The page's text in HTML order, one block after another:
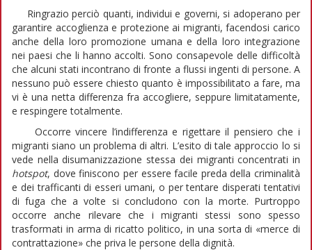
Ringrazio perciò quanti, individui e governi, si adoperano per
garantire accoglienza e protezione ai migranti, facendosi carico
anche della loro promozione umana e della loro integrazione
nei paesi che li hanno accolti. Sono consapevole delle difficoltà
che alcuni stati incontrano di fronte a flussi ingenti di persone. A
nessuno può essere chiesto quanto è impossibilitato a fare, ma
vi è una netta differenza fra accogliere, seppure limitatamente,
e respingere totalmente.
Occorre vincere l’indifferenza e rigettare il pensiero che i
migranti siano un problema di altri. L’esito di tale approccio lo si
vede nella disumanizzazione stessa dei migranti concentrati in
hotspot, dove finiscono per essere facile preda della criminalità
e dei trafficanti di esseri umani, o per tentare disperati tentativi
di fuga che a volte si concludono con la morte. Purtroppo
occorre anche rilevare che i migranti stessi sono spesso
trasformati in arma di ricatto politico, in una sorta di «merce di
contrattazione» che priva le persone della dignità.